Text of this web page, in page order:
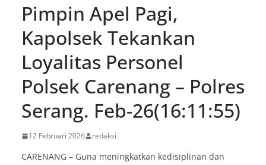
Pimpin Apel Pagi,
Kapolsek Tekankan
Loyalitas Personel
Polsek Carenang – Polres
Serang. Feb-26(16:11:55)
12 Februari 2026 redaksi
CARENANG – Guna meningkatkan kedisiplinan dan